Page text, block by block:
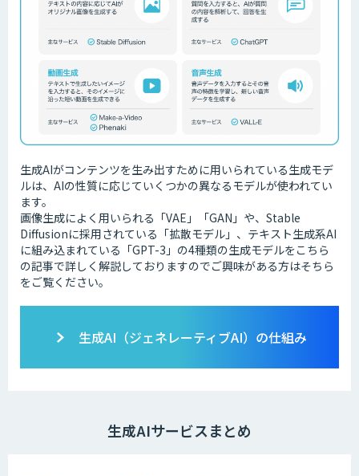
生成AIがコンテンツを生み出すために用いられている生成モデ
ルは、AIの性質に応じていくつかの異なるモデルが使われてい
ます。
画像生成によく用いられる「VAE」「GAN」や、Stable
Diffusionに採用されている「拡散モデル」、テキスト生成系AI
に組み込まれている「GPT-3」の4種類の生成モデルをこちら
の記事で詳しく解説しておりますのでご興味がある方はそちら
をご覧ください。
生成AI（ジェネレーティブAI）の仕組み
生成AIサービスまとめ